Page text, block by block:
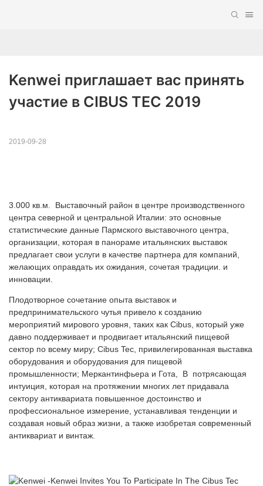
Kenwei приглашает вас принять
участие в CIBUS TEC 2019
2019-09-28
3.000 кв.м. Выставочный район в центре производственного
центра северной и центральной Италии: это основные
статистические данные Пармского выставочного центра,
организации, которая в панораме итальянских выставок
предлагает свои услуги в качестве партнера для компаний,
желающих оправдать их ожидания, сочетая традиции. и
инновации.
Плодотворное сочетание опыта выставок и
предпринимательского чутья привело к созданию
мероприятий мирового уровня, таких как Cibus, который уже
давно поддерживает и продвигает итальянский пищевой
сектор по всему миру; Cibus Tec, привилегированная выставка
оборудования и оборудования для пищевой
промышленности; Меркантинфьера и Гота, В потрясающая
интуиция, которая на протяжении многих лет придавала
сектору антиквариата повышенное достоинство и
профессиональное измерение, устанавливая тенденции и
создавая новый образ жизни, а также изобретая современный
антиквариат и винтаж.